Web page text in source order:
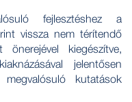
fejlesztéshez a
vissza nem térítendő
önerejével kiegészítve,
jelentősen
kutatások